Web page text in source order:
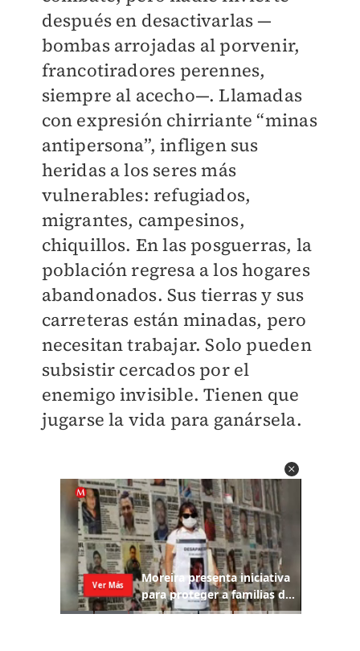
después en desactivarlas —
bombas arrojadas al porvenir,
francotiradores perennes,
siempre al acecho—. Llamadas
con expresión chirriante “minas
antipersona”, infligen sus
heridas a los seres más
vulnerables: refugiados,
migrantes, campesinos,
chiquillos. En las posguerras, la
población regresa a los hogares
abandonados. Sus tierras y sus
carreteras están minadas, pero
necesitan trabajar. Solo pueden
subsistir cercados por el
enemigo invisible. Tienen que
jugarse la vida para ganársela.